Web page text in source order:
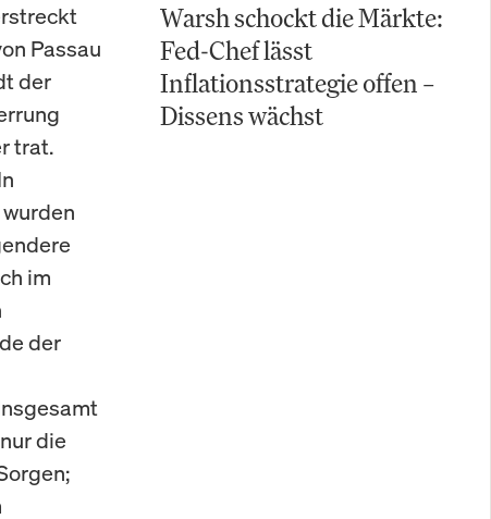
Passau
der
trat.
im
der
die
Warsh schockt die Märkte:
Fed-Chef lässt
Inflationsstrategie offen –
Dissens wächst